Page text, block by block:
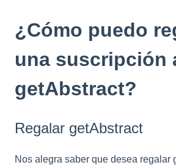
¿Cómo puedo
una suscripción
getAbstract?
Regalar getAbstract
Nos alegra saber que desea regalar